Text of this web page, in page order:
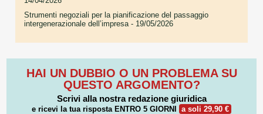
Strumenti negoziali per la pianificazione del passaggio
intergenerazionale dell’impresa- 19/05/2026
HAI UN DUBBIO O UN PROBLEMA SU
QUESTO ARGOMENTO?
Scrivi alla nostra redazione giuridica
e ricevi la tua risposta ENTRO 5 GIORNI a soli 29,90 €